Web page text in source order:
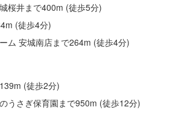
桜井まで400m (徒歩5分)
(徒歩4分)
ム 安城南店まで264m (徒歩4分)
(徒歩2分)
うさぎ保育園まで950m (徒歩12分)